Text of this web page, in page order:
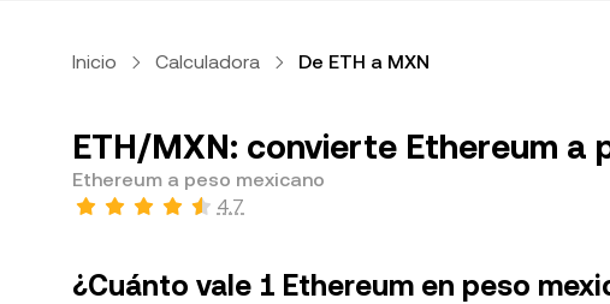
Inicio Calculadora De ETH a MXN
ETH/MXN: convierte Ethereum a
Ethereum a peso mexicano
4.7
¿Cuánto vale 1 Ethereum en peso